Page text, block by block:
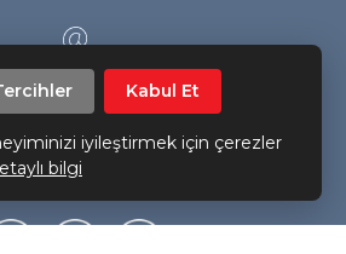
info@trsgo.org
takip edin!
Kabul Et
iyileştirmek için çerezler
bilgi